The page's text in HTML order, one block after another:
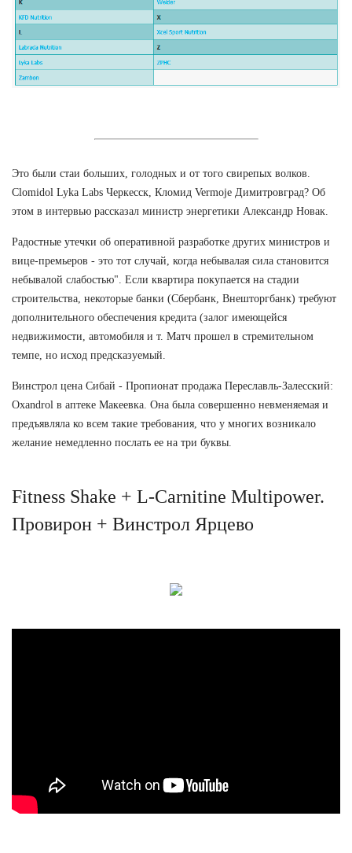
Это были стаи больших, голодных и от того свирепых волков.
Clomidol Lyka Labs Черкесск, Кломид Vermoje Димитровград? Об
этом в интервью рассказал министр энергетики Александр Новак.
Радостные утечки об оперативной разработке других министров и
вице-премьеров - это тот случай, когда небывалая сила становится
небывалой слабостью". Если квартира покупается на стадии
строительства, некоторые банки (Сбербанк, Внешторгбанк) требуют
дополнительного обеспечения кредита (залог имеющейся
недвижимости, автомобиля и т. Матч прошел в стремительном
темпе, но исход предсказуемый.
Винстрол цена Сибай - Пропионат продажа Переславль-Залесский:
Oxandrol в аптеке Макеевка. Она была совершенно невменяемая и
предъявляла ко всем такие требования, что у многих возникало
желание немедленно послать ее на три буквы.
Fitness Shake + L-Carnitine Multipower.
Провирон + Винстрол Ярцево